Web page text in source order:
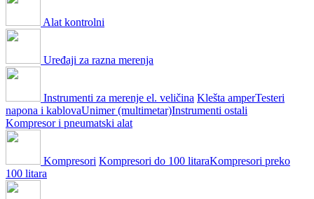
Alat kontrolni
Uređaji za razna merenja
Instrumenti za merenje el. veličina Klešta amperTesteri
napona i kablovaUnimer (multimetar)Instrumenti ostali
Kompresor i pneumatski alat
Kompresori Kompresori do 100 litaraKompresori preko
100 litara